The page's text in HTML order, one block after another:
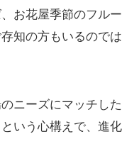
お花屋季節のフルー
知の方もいるのでは
ニーズにマッチした
いう心構えで、進化